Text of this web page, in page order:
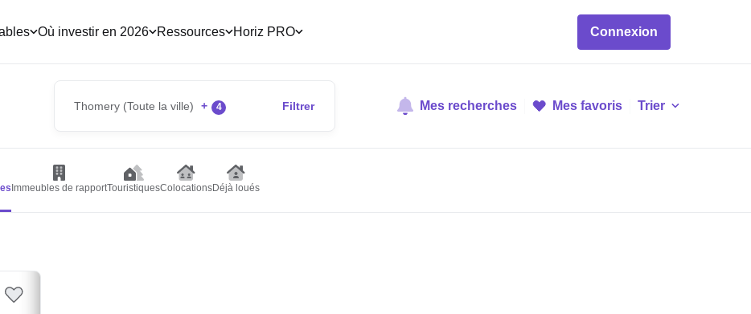
Où investir en 2026 Ressources Horiz PRO Connexion
Thomery (Toute la ville) + 4 Filtrer Mes recherches Mes favoris Trier
Immeubles de rapportTouristiquesColocationsDéjà loués